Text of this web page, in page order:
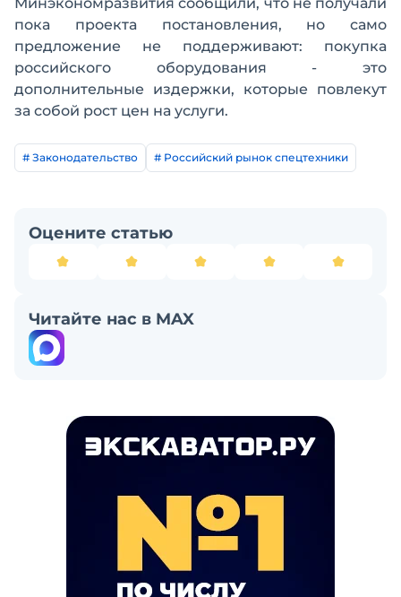
пока проекта постановления, но само
предложение не поддерживают: покупка
российского оборудования - это
дополнительные издержки, которые повлекут
за собой рост цен на услуги.
# Законодательство # Российский рынок спецтехники
Оцените статью
Читайте нас в MAX